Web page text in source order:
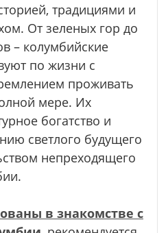
традициями и
От зеленых гор до
– колумбийские
по жизни с
проживать
мере. Их
богатство и
светлого будущего
непреходящего
в знакомстве с